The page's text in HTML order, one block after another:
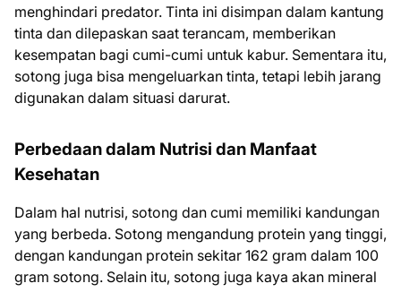
menghindari predator. Tinta ini disimpan dalam kantung
tinta dan dilepaskan saat terancam, memberikan
kesempatan bagi cumi-cumi untuk kabur. Sementara itu,
sotong juga bisa mengeluarkan tinta, tetapi lebih jarang
digunakan dalam situasi darurat.
Perbedaan dalam Nutrisi dan Manfaat
Kesehatan
Dalam hal nutrisi, sotong dan cumi memiliki kandungan
yang berbeda. Sotong mengandung protein yang tinggi,
dengan kandungan protein sekitar 162 gram dalam 100
gram sotong. Selain itu, sotong juga kaya akan mineral